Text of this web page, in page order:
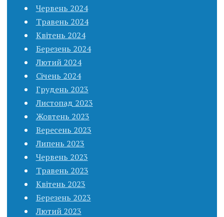
Червень 2024
Травень 2024
Квітень 2024
Березень 2024
Лютий 2024
Січень 2024
Грудень 2023
Листопад 2023
Жовтень 2023
Вересень 2023
Липень 2023
Червень 2023
Травень 2023
Квітень 2023
Березень 2023
Лютий 2023